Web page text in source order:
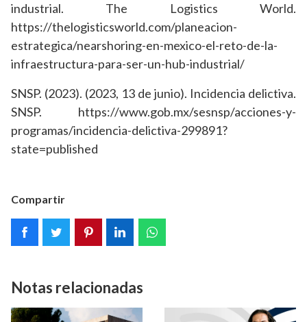
industrial. The Logistics World.
https://thelogisticsworld.com/planeacion-
estrategica/nearshoring-en-mexico-el-reto-de-la-
infraestructura-para-ser-un-hub-industrial/
SNSP. (2023). (2023, 13 de junio). Incidencia delictiva.
SNSP. https://www.gob.mx/sesnsp/acciones-y-
programas/incidencia-delictiva-299891?
state=published
Compartir
Notas relacionadas